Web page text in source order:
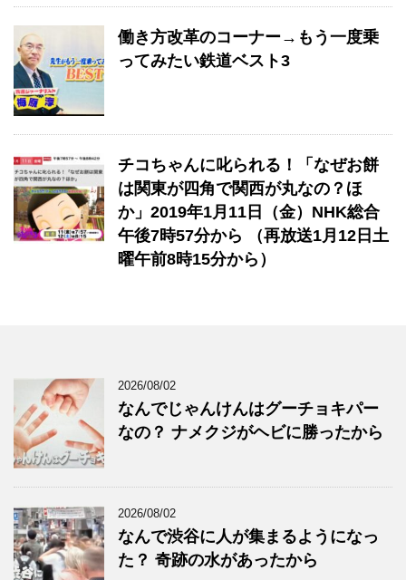
働き方改革のコーナー→もう一度乗
ってみたい鉄道ベスト3
チコちゃんに叱られる！「なぜお餅
は関東が四角で関西が丸なの？ほ
か」2019年1月11日（金）NHK総合
午後7時57分から （再放送1月12日土
曜午前8時15分から）
2026/08/02
なんでじゃんけんはグーチョキパー
なの？ ナメクジがヘビに勝ったから
2026/08/02
なんで渋谷に人が集まるようになっ
た？ 奇跡の水があったから